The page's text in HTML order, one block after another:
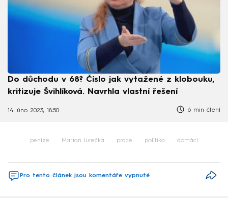
Do důchodu v 68? Číslo jak vytažené z klobouku,
kritizuje Švihlíková. Navrhla vlastní řešení
14. úno 2023, 18:50 6 min čtení
peníze Marian Jurečka práce politika domácí
Pro tento článek jsou komentáře vypnuté